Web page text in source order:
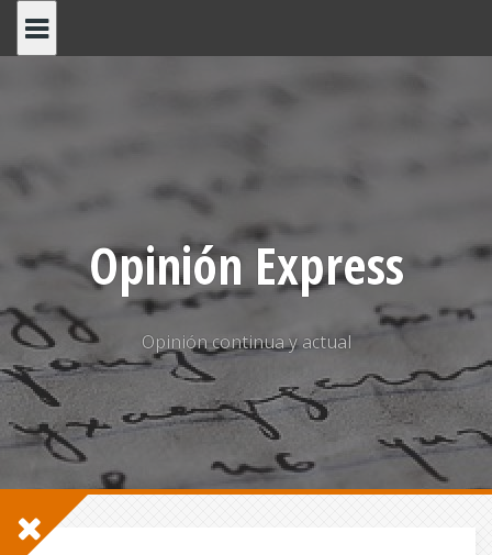
Opinión Express
Opinión continua y actual